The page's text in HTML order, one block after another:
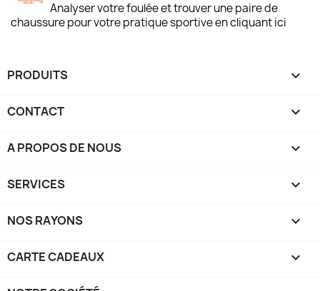
Analyser votre foulée et trouver une paire de
chaussure pour votre pratique sportive en cliquant ici
PRODUITS 
CONTACT 
A PROPOS DE NOUS 
SERVICES 
NOS RAYONS 
CARTE CADEAUX 